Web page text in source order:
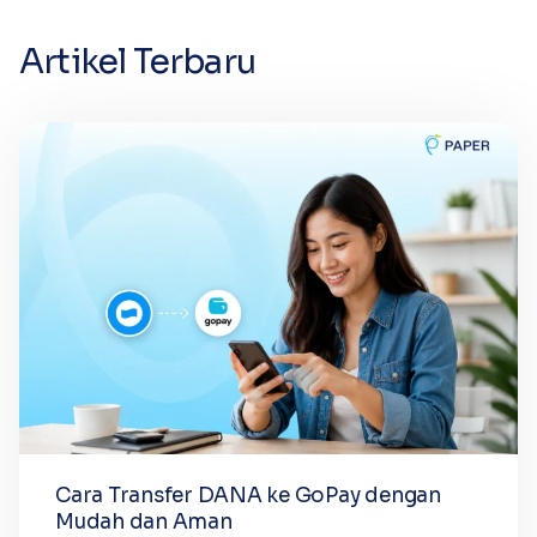
Artikel Terbaru
Cara Transfer DANA ke GoPay dengan
Mudah dan Aman